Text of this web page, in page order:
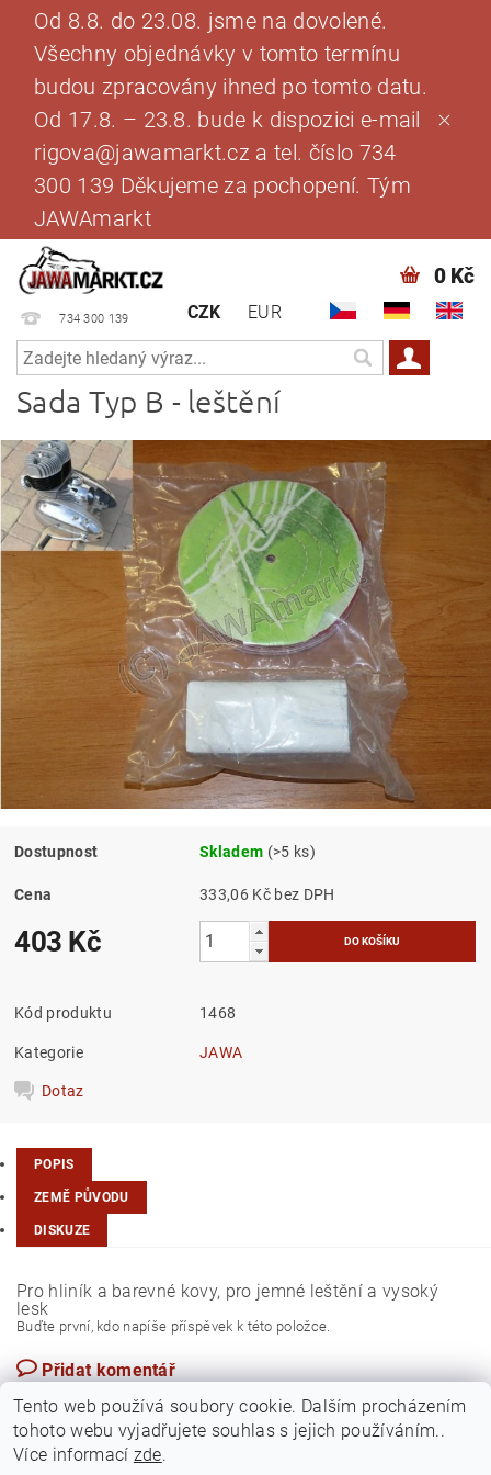
Od 8.8. do 23.08. jsme na dovolené.
Všechny objednávky v tomto termínu
budou zpracovány ihned po tomto datu.
Od 17.8. – 23.8. bude k dispozici e-mail
rigova@jawamarkt.cz a tel. číslo 734
300 139 Děkujeme za pochopení. Tým
JAWAmarkt
734 300 139 CZK EUR
0 Kč
Sada Typ B - leštění
Dostupnost Skladem (>5 ks)
Cena 333,06 Kč bez DPH
403 Kč
Kód produktu 1468
Kategorie JAWA
Dotaz
POPIS
ZEMĚ PŮVODU
DISKUZE
Pro hliník a barevné kovy, pro jemné leštění a vysoký
lesk
Buďte první, kdo napíše příspěvek k této položce.
Přidat komentář
Tento web používá soubory cookie. Dalším procházením
tohoto webu vyjadřujete souhlas s jejich používáním..
Více informací zde.